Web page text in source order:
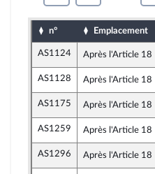
n° Emplacement
AS1124 Après l'Article 18
AS1128 Après l'Article 18
AS1175 Après l'Article 18
AS1259 Après l'Article 18
AS1296 Après l'Article 18